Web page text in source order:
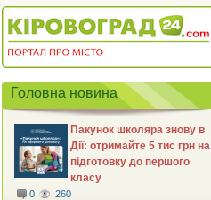
Головна новина
Пакунок школяра знову в
Дії: отримайте 5 тис грн на
підготовку до першого
класу
0 260